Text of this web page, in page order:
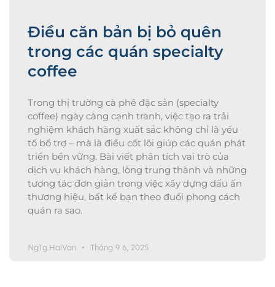
Điều căn bản bị bỏ quên
trong các quán specialty
coffee
Trong thị trường cà phê đặc sản (specialty
coffee) ngày càng cạnh tranh, việc tạo ra trải
nghiệm khách hàng xuất sắc không chỉ là yếu
tố bổ trợ – mà là điều cốt lõi giúp các quán phát
triển bền vững. Bài viết phân tích vai trò của
dịch vụ khách hàng, lòng trung thành và những
tương tác đơn giản trong việc xây dựng dấu ấn
thương hiệu, bất kể bạn theo đuổi phong cách
quán ra sao.
NgTg.HaiVan Tháng 9 6, 2025